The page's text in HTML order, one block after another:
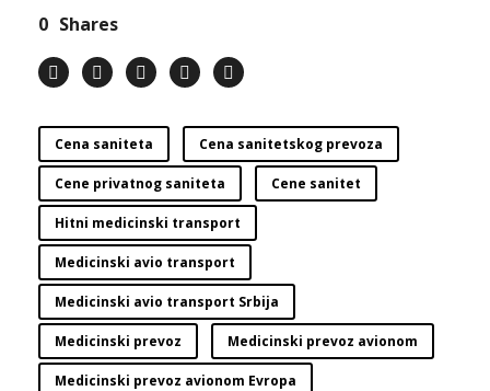
0 Shares
Cena saniteta Cena sanitetskog prevoza
Cene privatnog saniteta Cene sanitet
Hitni medicinski transport
Medicinski avio transport
Medicinski avio transport Srbija
Medicinski prevoz Medicinski prevoz avionom
Medicinski prevoz avionom Evropa